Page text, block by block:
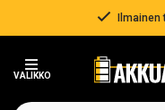
VALIKKO